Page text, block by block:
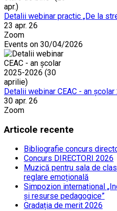
Detalii webinar practic „De la
23 apr. 26
Zoom
Events on 30/04/2026
Detalii webinar CEAC - an
30 apr. 26
Zoom
Articole recente
Bibliografie concurs
Concurs DIRECTORI 2026
Muzică pentru sala de
reglare emoțională
Simpozion internațional
și resurse pedagogice”
Gradația de merit 2026